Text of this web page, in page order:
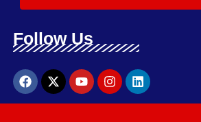
Follow Us